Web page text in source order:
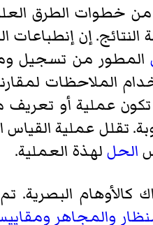
من خطوات الطرق
إن إنطباعات
المطور من تسجيل
عملية أو
تقلل عملية
الحل لهذة العملية.
البصرية.
والمجاهر